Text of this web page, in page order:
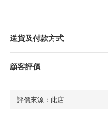
送貨及付款方式
顧客評價